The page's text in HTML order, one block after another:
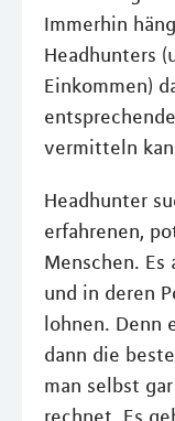
Immerhin
Headhunters
Einkommen)
vermitteln
Headhunter
erfahrenen,
Menschen. Es
und in deren
lohnen. Denn
dann die
man selbst